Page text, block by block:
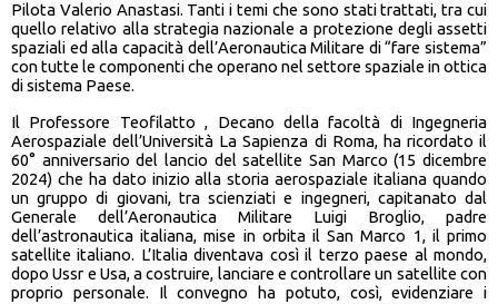
Pilota Valerio Anastasi. Tanti i temi che sono stati trattati, tra cui
quello relativo alla strategia nazionale a protezione degli assetti
spaziali ed alla capacità dell’Aeronautica Militare di “fare sistema”
con tutte le componenti che operano nel settore spaziale in ottica
di sistema Paese.
Il Professore Teofilatto , Decano della facoltà di Ingegneria
Aerospaziale dell’Università La Sapienza di Roma, ha ricordato il
60° anniversario del lancio del satellite San Marco (15 dicembre
2024) che ha dato inizio alla storia aerospaziale italiana quando
un gruppo di giovani, tra scienziati e ingegneri, capitanato dal
Generale dell’Aeronautica Militare Luigi Broglio, padre
dell’astronautica italiana, mise in orbita il San Marco 1, il primo
satellite italiano. L’Italia diventava così il terzo paese al mondo,
dopo Ussr e Usa, a costruire, lanciare e controllare un satellite con
proprio personale. Il convegno ha potuto, così, evidenziare i